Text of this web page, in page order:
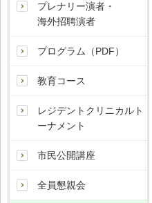
プレナリー演者・
海外招聘演者
プログラム（PDF）
教育コース
レジデントクリニカルト
ーナメント
市民公開講座
全員懇親会